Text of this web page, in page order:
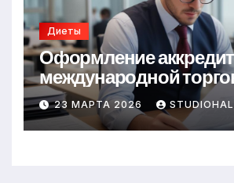
Диеты
Оформление
международной
23 МАРТА 2026